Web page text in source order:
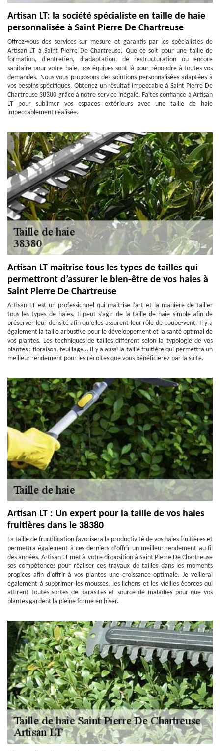
Artisan LT: la société spécialiste en taille de haie
personnalisée à Saint Pierre De Chartreuse
Offrez-vous des services sur mesure et garantis par les spécialistes de
Artisan LT à Saint Pierre De Chartreuse. Que ce soit pour une taille de
formation, d'entretien, d'adaptation, de restructuration ou encore
sanitaire pour votre haie, nos équipes sont là pour répondre à toutes vos
demandes. Nous vous proposons des solutions personnalisées adaptées à
vos besoins spécifiques. Obtenez un résultat impeccable à Saint Pierre De
Chartreuse 38380 grâce à notre service inégalé. Faites confiance à Artisan
LT pour sublimer vos espaces extérieurs avec une taille de haie
impeccablement réalisée.
Artisan LT maitrise tous les types de tailles qui
permettront d’assurer le bien-être de vos haies à
Saint Pierre De Chartreuse
Artisan LT est un professionnel qui maitrise l’art et la manière de tailler
tous les types de haies. Il peut s’agir de la taille de haie simple afin de
préserver leur densité afin qu’elles assurent leur rôle de coupe-vent. Il y a
également la taille arbustive pour le développement et la santé optimal de
vos plantes. Les techniques de tailles diffèrent selon la typologie de vos
plantes : floraison, feuillage… Il y a aussi la taille fruitière qui permettra un
meilleur rendement pour les récoltes que vous bénéficierez par la suite.
Artisan LT : Un expert pour la taille de vos haies
fruitières dans le 38380
La taille de fructification favorisera la productivité de vos haies fruitières et
permettra également à ces derniers d’offrir un meilleur rendement au fil
des années. Artisan LT met à votre disposition à Saint Pierre De Chartreuse
ses compétences pour réaliser ces travaux de tailles dans les moments
propices afin d’offrir à vos plantes une croissance optimale. Je veillerai
également à supprimer les mousses, les lichens et les vieilles écorces qui
attirent toutes sortes de parasites et source de maladies pour que vos
plantes gardent la pleine forme en hiver.